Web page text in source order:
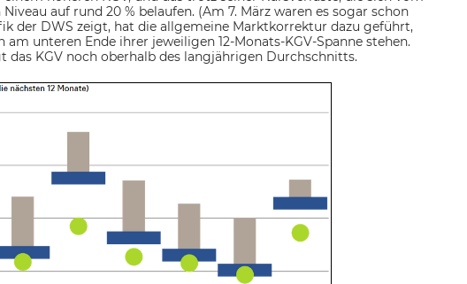
auf rund 20 % belaufen. (Am 7. März waren es sogar schon
der DWS zeigt, hat die allgemeine Marktkorrektur dazu geführt,
unteren Ende ihrer jeweiligen 12-Monats-KGV-Spanne stehen.
das KGV noch oberhalb des langjährigen Durchschnitts.